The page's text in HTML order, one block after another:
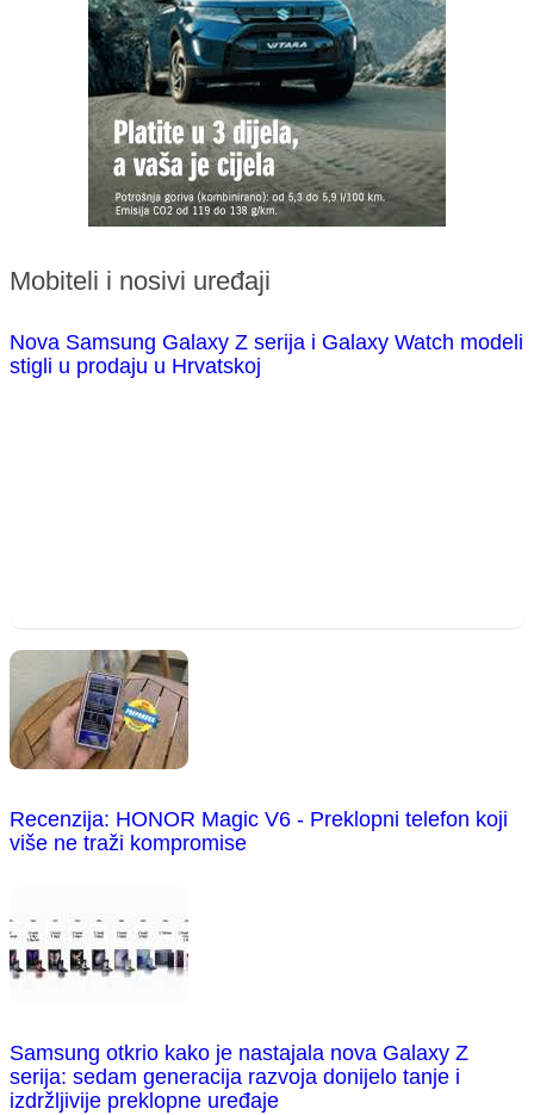
Mobiteli i nosivi uređaji
Nova Samsung Galaxy Z serija i Galaxy Watch modeli
stigli u prodaju u Hrvatskoj
Recenzija: HONOR Magic V6 - Preklopni telefon koji
više ne traži kompromise
Samsung otkrio kako je nastajala nova Galaxy Z
serija: sedam generacija razvoja donijelo tanje i
izdržljivije preklopne uređaje